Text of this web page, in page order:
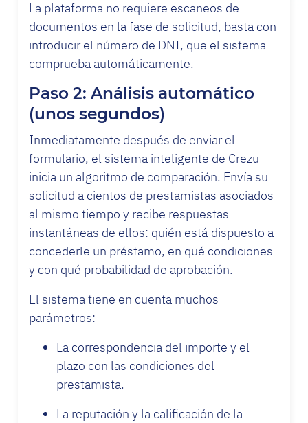
La plataforma no requiere escaneos de
documentos en la fase de solicitud, basta con
introducir el número de DNI, que el sistema
comprueba automáticamente.
Paso 2: Análisis automático
(unos segundos)
Inmediatamente después de enviar el
formulario, el sistema inteligente de Crezu
inicia un algoritmo de comparación. Envía su
solicitud a cientos de prestamistas asociados
al mismo tiempo y recibe respuestas
instantáneas de ellos: quién está dispuesto a
concederle un préstamo, en qué condiciones
y con qué probabilidad de aprobación.
El sistema tiene en cuenta muchos
parámetros:
La correspondencia del importe y el
plazo con las condiciones del
prestamista.
La reputación y la calificación de la